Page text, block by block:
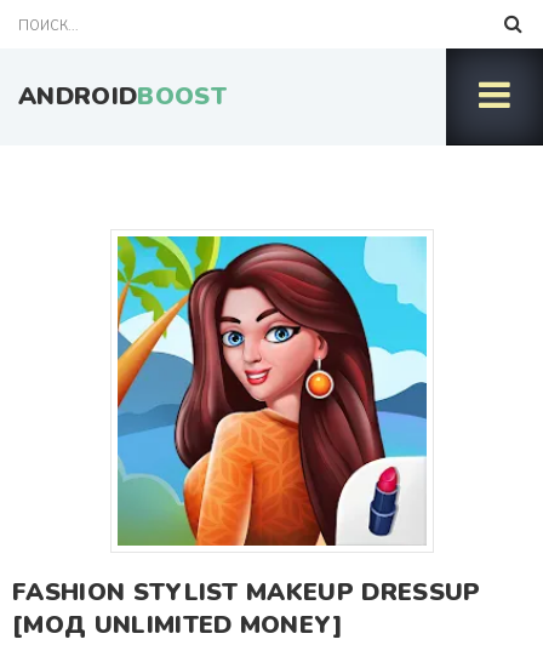
ANDROIDBOOST
FASHION STYLIST MAKEUP DRESSUP
[МОД UNLIMITED MONEY]